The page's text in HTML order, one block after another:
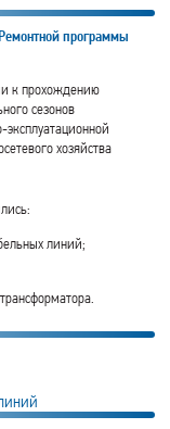
программы
к прохождению
сезонов
хозяйства
линий;